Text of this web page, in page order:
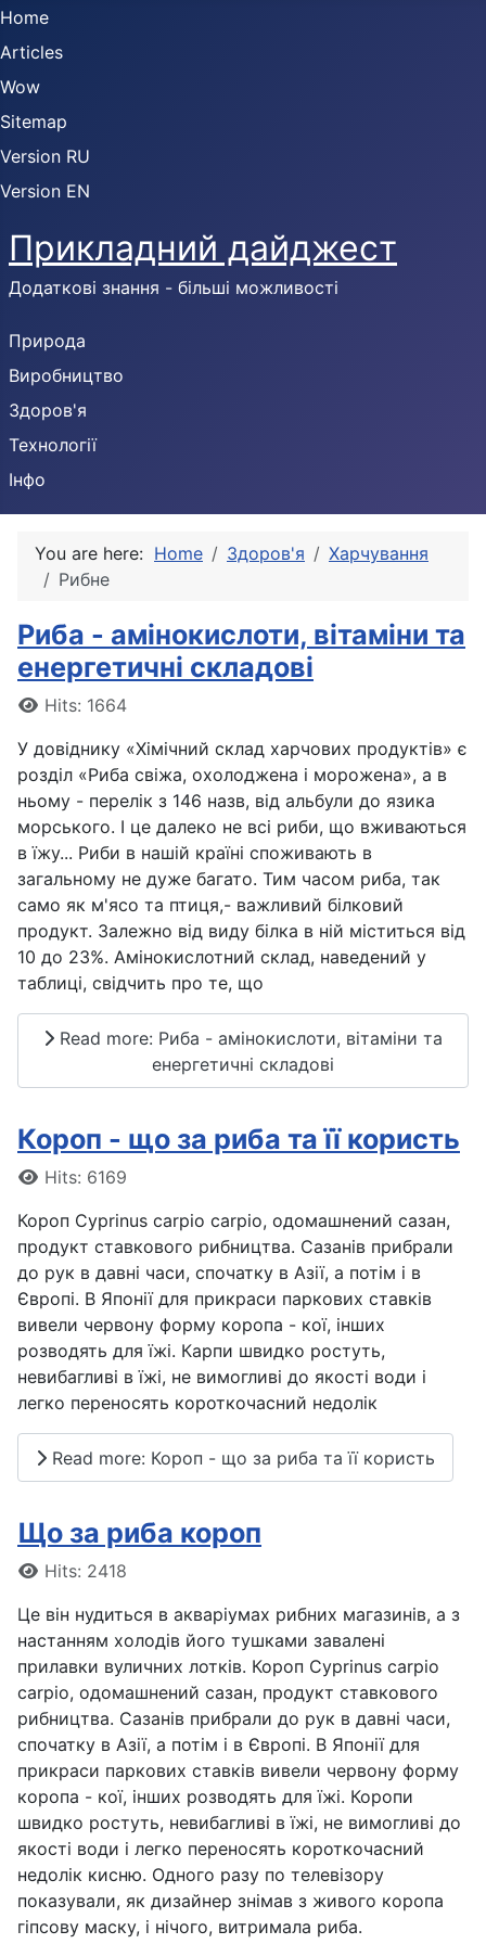
Home
Articles
Wow
Sitemap
Version RU
Version EN
Прикладний дайджест
Додаткові знання - більші можливості
Природа
Виробництво
Здоров'я
Технології
Інфо
You are here: Home Здоров'я
Харчування
Рибне
Риба - амінокислоти, вітаміни та
енергетичні складові
DetailsHits: 1664
У довіднику «Хімічний склад харчових продуктів» є
розділ «Риба свіжа, охолоджена і морожена», а в
ньому - перелік з 146 назв, від альбули до язика
морського. І це далеко не всі риби, що вживаються
в їжу... Риби в нашій країні споживають в
загальному не дуже багато. Тим часом риба, так
само як м'ясо та птиця,- важливий білковий
продукт. Залежно від виду білка в ній міститься від
10 до 23%. Амінокислотний склад, наведений у
таблиці, свідчить про те, що
Read more: Риба - амінокислоти, вітаміни та
енергетичні складові
Короп - що за риба та її користь
DetailsHits: 6169
Короп Cyprinus carpio carpio, одомашнений сазан,
продукт ставкового рибництва. Сазанів прибрали
до рук в давні часи, спочатку в Азії, а потім і в
Європі. В Японії для прикраси паркових ставків
вивели червону форму коропа - кої, інших
розводять для їжі. Карпи швидко ростуть,
невибагливі в їжі, не вимогливі до якості води і
легко переносять короткочасний недолік
Read more: Короп - що за риба та її користь
Що за риба короп
DetailsHits: 2418
Це він нудиться в акваріумах рибних магазинів, а з
настанням холодів його тушками завалені
прилавки вуличних лотків. Короп Cyprinus carpio
carpio, одомашнений сазан, продукт ставкового
рибництва. Сазанів прибрали до рук в давні часи,
спочатку в Азії, а потім і в Європі. В Японії для
прикраси паркових ставків вивели червону форму
коропа - кої, інших розводять для їжі. Коропи
швидко ростуть, невибагливі в їжі, не вимогливі до
якості води і легко переносять короткочасний
недолік кисню. Одного разу по телевізору
показували, як дизайнер знімав з живого коропа
гіпсову маску, і нічого, витримала риба.